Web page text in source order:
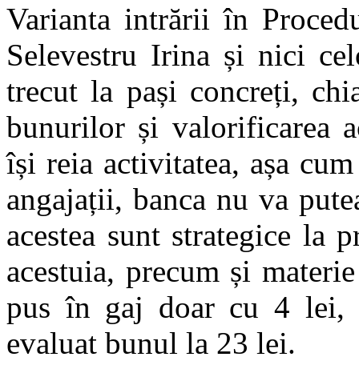
Varianta intrării în
Selevestru Irina și nici
trecut la pași concreți,
bunurilor și valorificarea
își reia activitatea, așa
angajații, banca nu va
acestea sunt strategice la
acestuia, precum și
pus în gaj doar cu 4 lei,
evaluat bunul la 23 lei.